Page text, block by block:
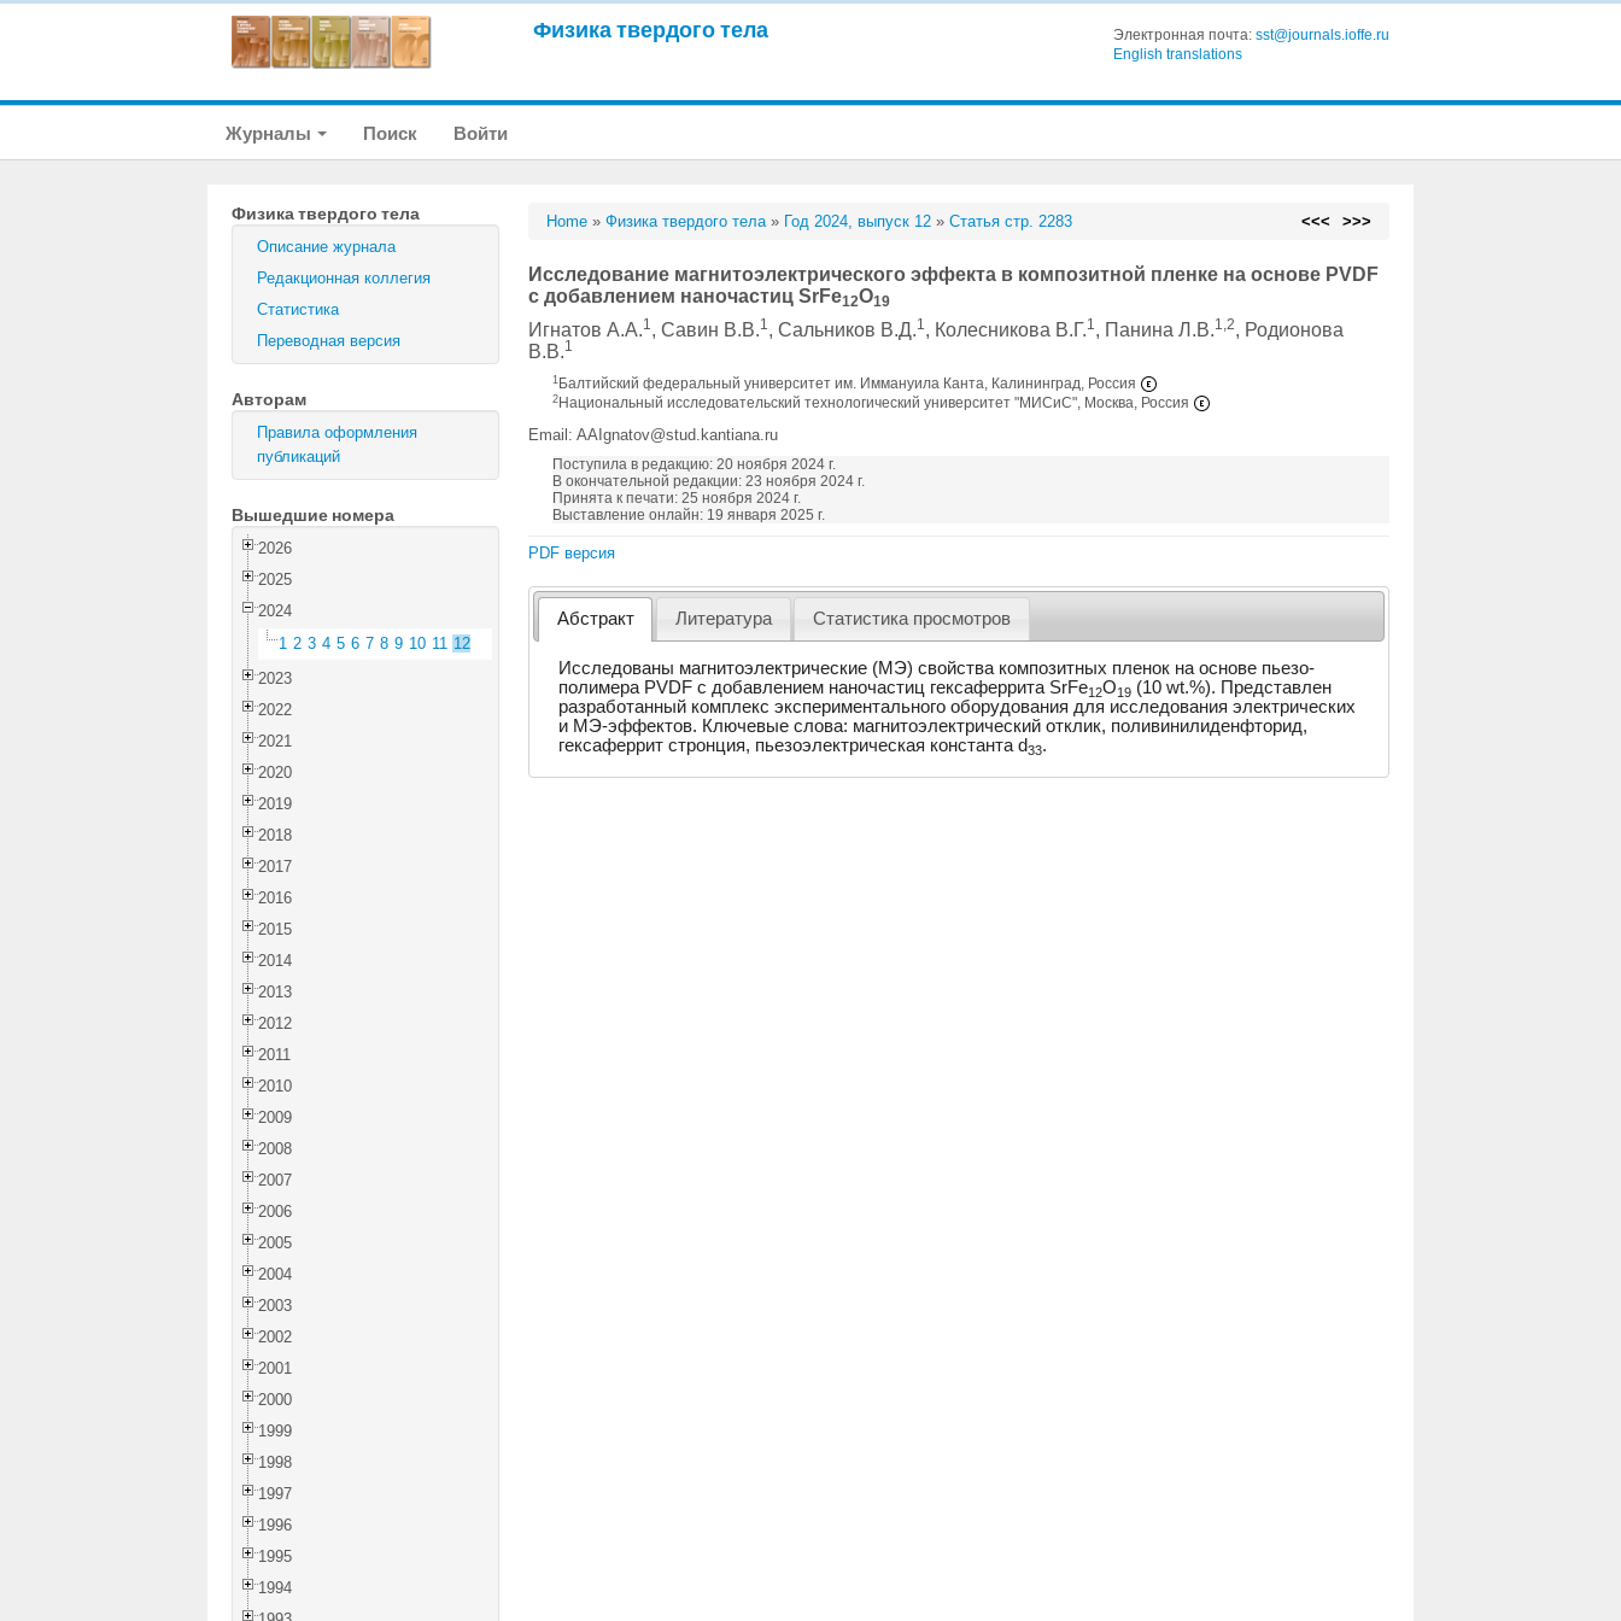
Физика твердого тела Электронная почта: sst@journals.ioffe.ru
English translations
Журналы Поиск Войти
Физика твердого тела
Описание журнала
Редакционная коллегия
Статистика
Переводная версия
Авторам
Правила оформления
публикаций
Вышедшие номера
2026
2025
2024
1 2 3 4 5 6 7 8 9 10 11 12
2023
2022
2021
2020
2019
2018
2017
2016
2015
2014
2013
2012
2011
2010
2009
2008
2007
2006
2005
2004
2003
2002
2001
2000
1999
1998
1997
1996
1995
1994
Home »Физика твердого тела» Год 2024, выпуск 12 »Статья стр. 2283 <<< >>>
Исследование магнитоэлектрического эффекта в композитной пленке на основе PVDF
с добавлением наночастиц SrFe12O19
Игнатов А.А.1, Савин В.В.1, Сальников В.Д.1, Колесникова В.Г.1, Панина Л.В.1,2, Родионова
В.В.1
1 Балтийский федеральный университет им. Иммануила Канта, Калининград, Россия
2 Национальный исследовательский технологический университет "МИСиС", Москва, Россия
Email: AAIgnatov@stud.kantiana.ru
Поступила в редакцию: 20 ноября 2024 г.
В окончательной редакции: 23 ноября 2024 г.
Принята к печати: 25 ноября 2024 г.
Выставление онлайн: 19 января 2025 г.
PDF версия
Абстракт Литература Статистика просмотров
Исследованы магнитоэлектрические (МЭ) свойства композитных пленок на основе пьезо-
полимера PVDF с добавлением наночастиц гексаферрита SrFe12O19(10 wt.%). Представлен
разработанный комплекс экспериментального оборудования для исследования электрических
и МЭ-эффектов. Ключевые слова: магнитоэлектрический отклик, поливинилиденфторид,
гексаферрит стронция, пьезоэлектрическая константа d33.